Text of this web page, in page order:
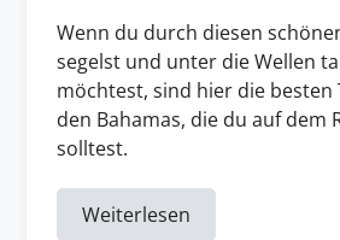
Wenn du durch diesen
segelst und unter die Wellen
möchtest, sind hier die besten
den Bahamas, die du auf dem
solltest.
Weiterlesen